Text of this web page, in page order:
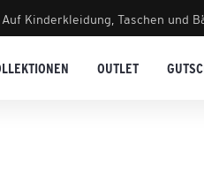
Auf Kinderkleidung, Taschen und
OUTLET